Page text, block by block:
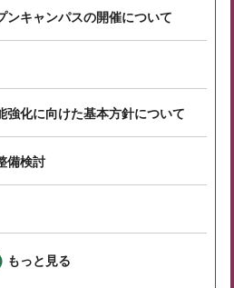
ンキャンパスの開催について
強化に向けた基本方針について
備検討
もっと見る